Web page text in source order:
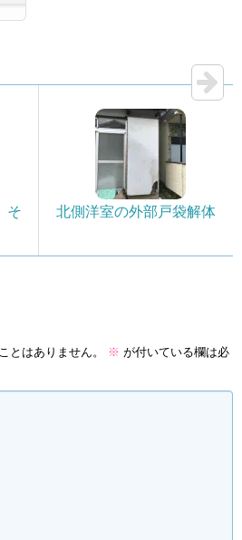
そ
北側洋室の外部戸袋解体
とはありません。 ※ が付いている欄は必